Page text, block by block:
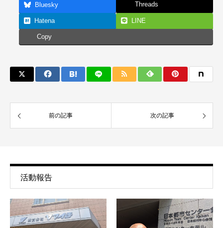
Bluesky Threads
Hatena LINE
Copy
前の記事 次の記事
活動報告